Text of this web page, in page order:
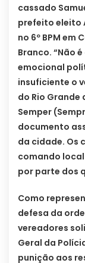
cassado
prefeito eleito
no 6º BPM em
Branco. “Não
emocional
insuficiente o
do Rio Grande
Semper
documento
da cidade. Os
comando
por parte dos
Como
defesa da
vereadores
Geral da
punição aos